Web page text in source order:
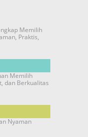
Memilih
Praktis,
Memilih
dan Berkualitas
Nyaman